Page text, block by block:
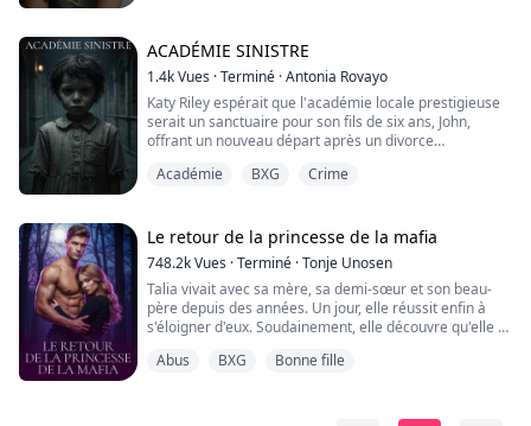
avec elle...
ACADÉMIE SINISTRE
1.4kVues ·Terminé ·Antonia Rovayo
Katy Riley espérait que l'académie locale prestigieuse
serait un sanctuaire pour son fils de six ans, John,
offrant un nouveau départ après un divorce
promettait sécurité et stabilité. Mais sous sa façade
Interdite d'entrer dans l'enceinte de l'école et troublée
par les barreaux de fer aux fenêtres des s...
Académie BXG Crime
Le retour de la princesse de la mafia
748.2kVues ·Terminé ·Tonje Unosen
Talia vivait avec sa mère, sa demi-sœur et son beau-
père depuis des années. Un jour, elle réussit enfin à
s'éloigner d'eux. Soudainement, elle découvre qu'elle a
qui l'aiment vraiment, quelque chose qu'elle n'avait
Abus BXG Bonne fille